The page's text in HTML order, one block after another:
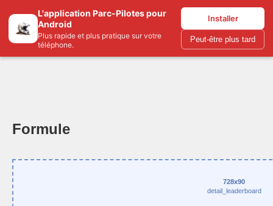
L'application Parc-Pilotes pour
Android
Plus rapide et plus pratique sur votre
téléphone.
Installer
Peut-être plus tard
Parc-pilotes.com
Formule
728x90
detail_leaderboard